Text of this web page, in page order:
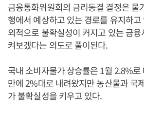
금융통화위원회의 금리동결 결정은 물
행에서 예상하고 있는 경로를 유지하
외적으로 불확실성이 커지고 있는 금
켜보겠다는 의도로 풀이된다.
국내 소비자물가 상승률은 1월 2.8%로
만에 2%대로 내려왔지만 농산물과 국
가 불확실성을 키우고 있다.